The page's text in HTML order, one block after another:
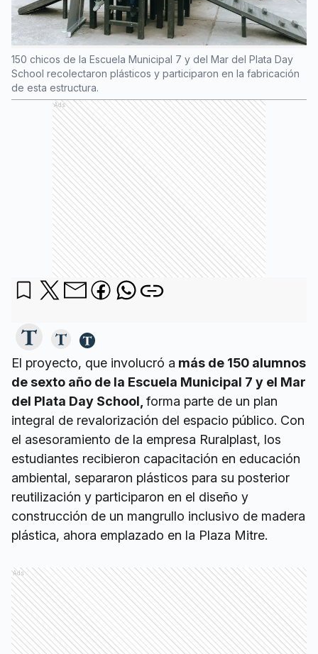
150 chicos de la Escuela Municipal 7 y del Mar del Plata Day
School recolectaron plásticos y participaron en la fabricación
de esta estructura.
Ads
El proyecto, que involucró a más de 150 alumnos
de sexto año de la Escuela Municipal 7 y el Mar
del Plata Day School,forma parte de un plan
integral de revalorización del espacio público. Con
el asesoramiento de la empresa Ruralplast, los
estudiantes recibieron capacitación en educación
ambiental, separaron plásticos para su posterior
reutilización y participaron en el diseño y
construcción de un mangrullo inclusivo de madera
plástica, ahora emplazado en la Plaza Mitre.
Ads